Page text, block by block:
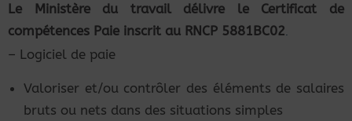
Le Ministère du travail délivre le Certificat de
compétences Paie inscrit au RNCP 5881BC02
– Logiciel de paie
Valoriser et/ou contrôler des éléments de salaires
bruts ou nets dans des situations simples